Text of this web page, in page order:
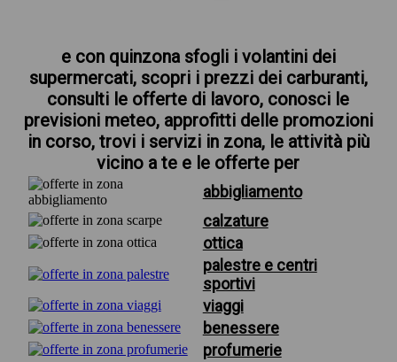
e con quinzona sfogli i volantini dei
supermercati, scopri i prezzi dei carburanti,
consulti le offerte di lavoro, conosci le
previsioni meteo, approfitti delle promozioni
in corso, trovi i servizi in zona, le attività più
vicino a te e le offerte per
abbigliamento
calzature
ottica
palestre e centri
sportivi
viaggi
benessere
profumerie